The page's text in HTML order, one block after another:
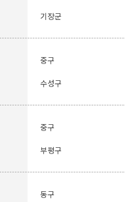
기장군
중구
수성구
중구
부평구
동구